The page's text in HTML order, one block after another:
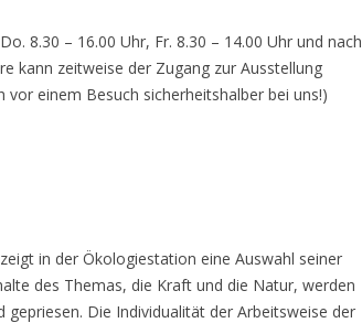
8.30 – 16.00 Uhr, Fr. 8.30 – 14.00 Uhr und nach
kann zeitweise der Zugang zur Ausstellung
einem Besuch sicherheitshalber bei uns!)
in der Ökologiestation eine Auswahl seiner
des Themas, die Kraft und die Natur, werden
Die Individualität der Arbeitsweise der